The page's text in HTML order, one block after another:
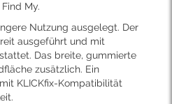
My.
Nutzung ausgelegt. Der
ausgeführt und mit
Das breite, gummierte
zusätzlich. Ein
KLICKfix-Kompatibilität